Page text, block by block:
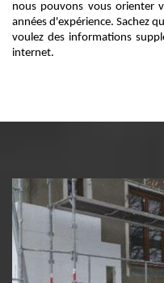
nous pouvons vous orienter
années d'expérience. Sachez
voulez des informations
internet.